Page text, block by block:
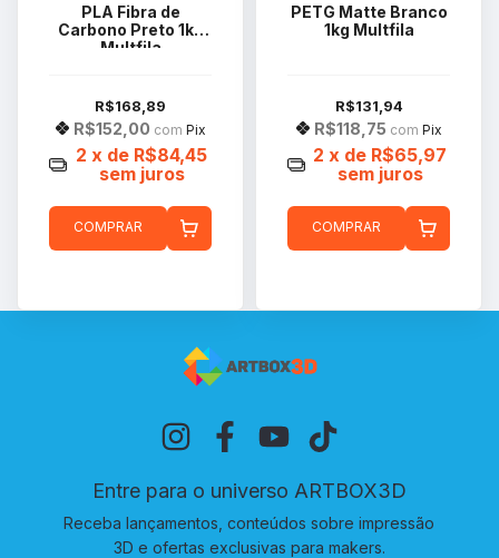
PLA Fibra de
Carbono Preto 1kg
Multfila
R$168,89
R$152,00 com Pix
2 x de R$84,45
sem juros
COMPRAR
PETG Matte Branco
1kg Multfila
R$131,94
R$118,75 com Pix
2 x de R$65,97
sem juros
COMPRAR
Entre para o universo ARTBOX3D
Receba lançamentos, conteúdos sobre impressão
3D e ofertas exclusivas para makers.